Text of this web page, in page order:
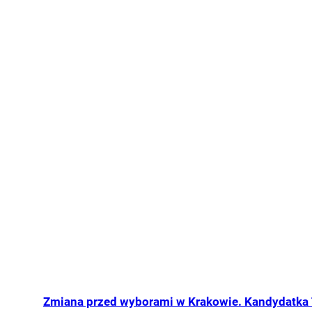
Zmiana przed wyborami w Krakowie.